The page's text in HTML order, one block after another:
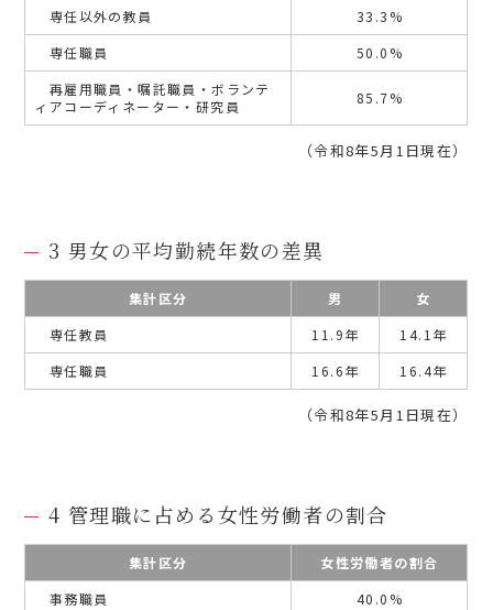
専任以外の教員
33.3%
専任職員
50.0%
再雇用職員・嘱託職員・ボランテ
ィアコーディネーター・研究員
85.7%
（令和8年5月1日現在）
3 男女の平均勤続年数の差異
集計区分 男
女
専任教員
11.9年
14.1年
専任職員
16.6年 16.4年
（令和8年5月1日現在）
4 管理職に占める女性労働者の割合
集計区分
女性労働者の割合
事務職員
40.0%